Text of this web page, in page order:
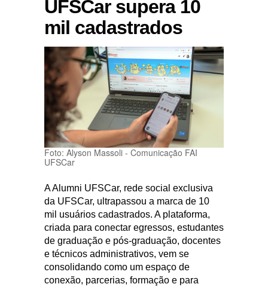
UFSCar supera 10
mil cadastrados
Foto: Alyson Massoli - Comunicação FAI
UFSCar
A Alumni UFSCar, rede social exclusiva
da UFSCar, ultrapassou a marca de 10
mil usuários cadastrados. A plataforma,
criada para conectar egressos, estudantes
de graduação e pós-graduação, docentes
e técnicos administrativos, vem se
consolidando como um espaço de
conexão, parcerias, formação e para